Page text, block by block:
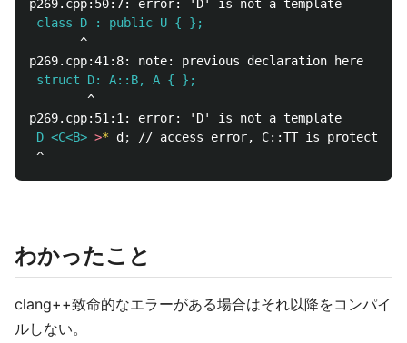
class D : public U { };
       ^
struct D: A::B, A { };
        ^
D <C<B> >* d ;
わかったこと
clang++致命的なエラーがある場合はそれ以降をコンパイ
ルしない。